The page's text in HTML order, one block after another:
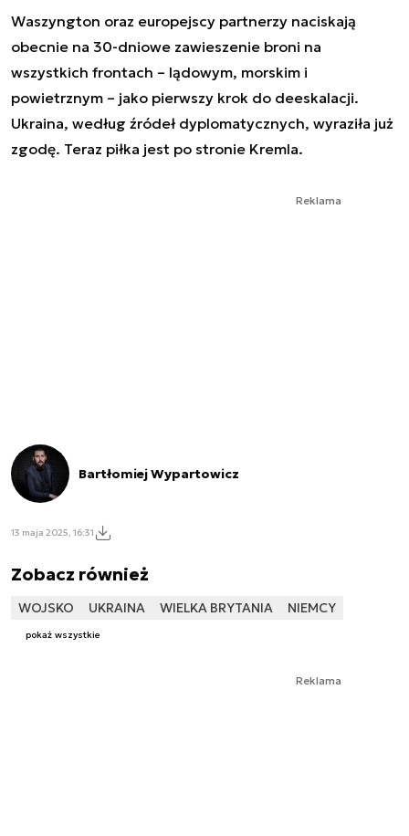
Waszyngton oraz europejscy partnerzy naciskają
obecnie na 30-dniowe zawieszenie broni na
wszystkich frontach – lądowym, morskim i
powietrznym – jako pierwszy krok do deeskalacji.
Ukraina, według źródeł dyplomatycznych, wyraziła już
zgodę. Teraz piłka jest po stronie Kremla.
Reklama
Bartłomiej Wypartowicz
13 maja 2025, 16:31
Zobacz również
WOJSKO UKRAINA WIELKA BRYTANIA NIEMCY
pokaż wszystkie
Reklama